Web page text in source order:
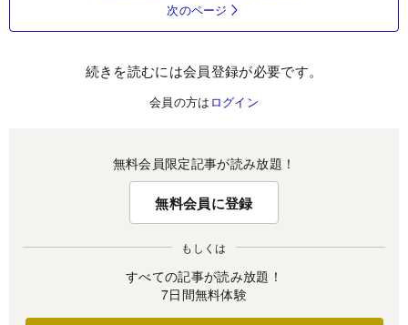
次のページ
続きを読むには会員登録が必要です。
会員の方は ログイン
無料会員限定記事が読み放題！
無料会員に登録
もしくは
すべての記事が読み放題！
7日間無料体験